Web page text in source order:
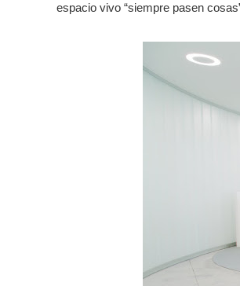
espacio vivo “siempre pasen